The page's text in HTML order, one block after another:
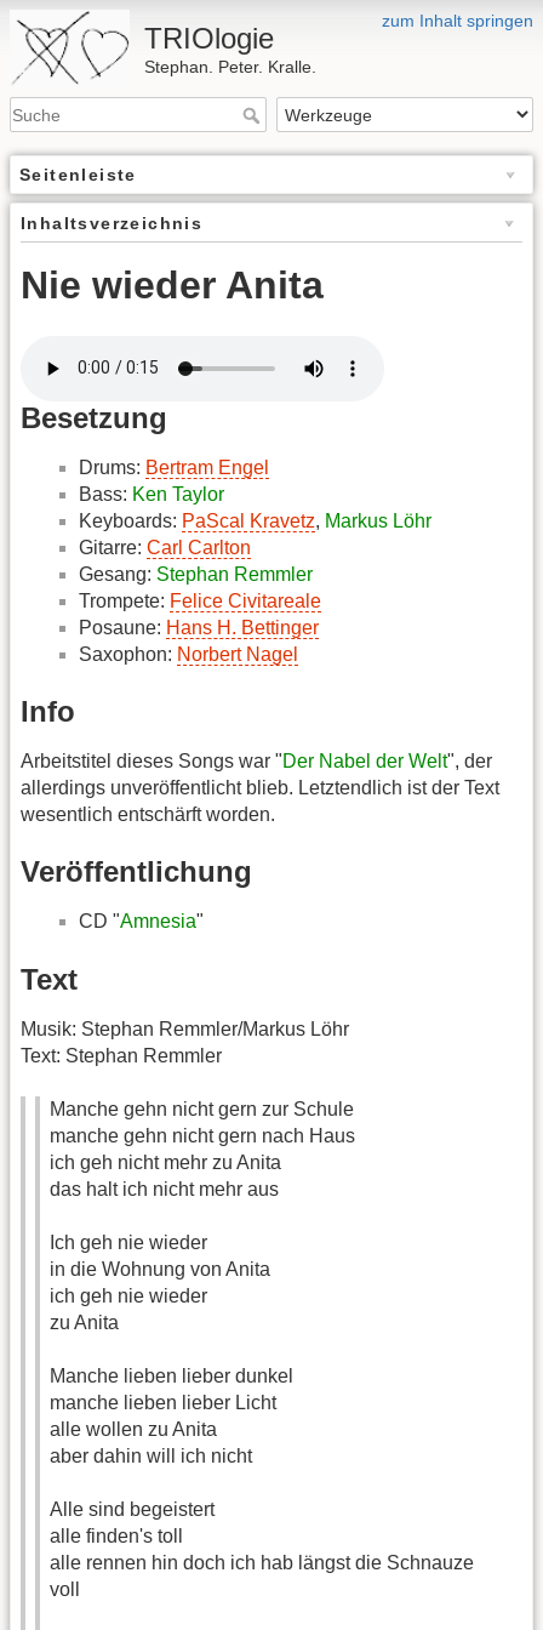
zum Inhalt springen
TRIOlogie
Stephan. Peter. Kralle.
Seitenleiste
Inhaltsverzeichnis
Nie wieder Anita
Besetzung
Drums: Bertram Engel
Bass: Ken Taylor
Keyboards: PaScal Kravetz, Markus Löhr
Gitarre: Carl Carlton
Gesang: Stephan Remmler
Trompete: Felice Civitareale
Posaune: Hans H. Bettinger
Saxophon: Norbert Nagel
Info
Arbeitstitel dieses Songs war "Der Nabel der Welt", der
allerdings unveröffentlicht blieb. Letztendlich ist der Text
wesentlich entschärft worden.
Veröffentlichung
CD "Amnesia"
Text
Musik: Stephan Remmler/Markus Löhr
Text: Stephan Remmler
Manche gehn nicht gern zur Schule
manche gehn nicht gern nach Haus
ich geh nicht mehr zu Anita
das halt ich nicht mehr aus
Ich geh nie wieder
in die Wohnung von Anita
ich geh nie wieder
zu Anita
Manche lieben lieber dunkel
manche lieben lieber Licht
alle wollen zu Anita
aber dahin will ich nicht
Alle sind begeistert
alle finden's toll
alle rennen hin doch ich hab längst die Schnauze
voll